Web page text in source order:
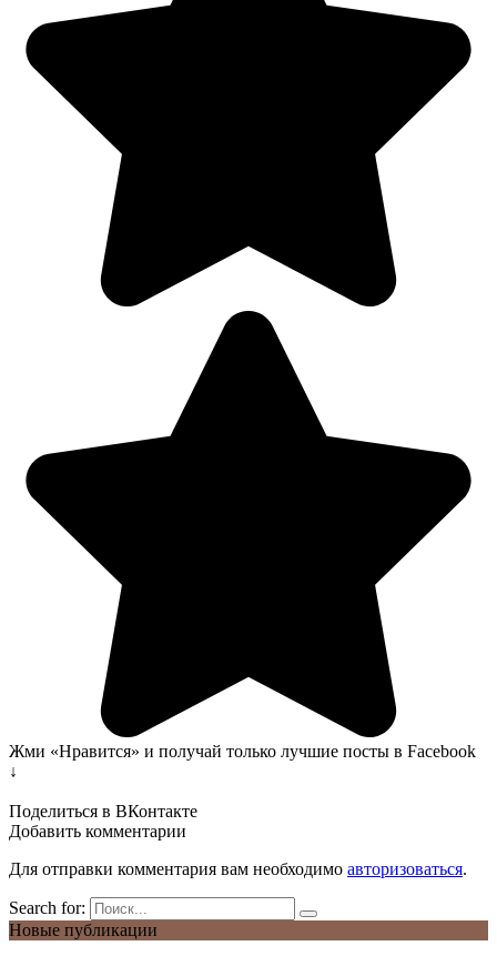
Жми «Нравится» и получай только лучшие посты в Facebook
↓
Поделиться в ВКонтакте
Добавить комментарии
Для отправки комментария вам необходимо авторизоваться.
Search for:
Новые публикации